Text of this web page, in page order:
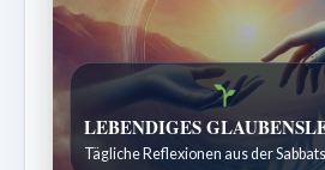
Bibelgeschichten zum Staunen
Kindergeschichten für 7 bis 12 Jahre.